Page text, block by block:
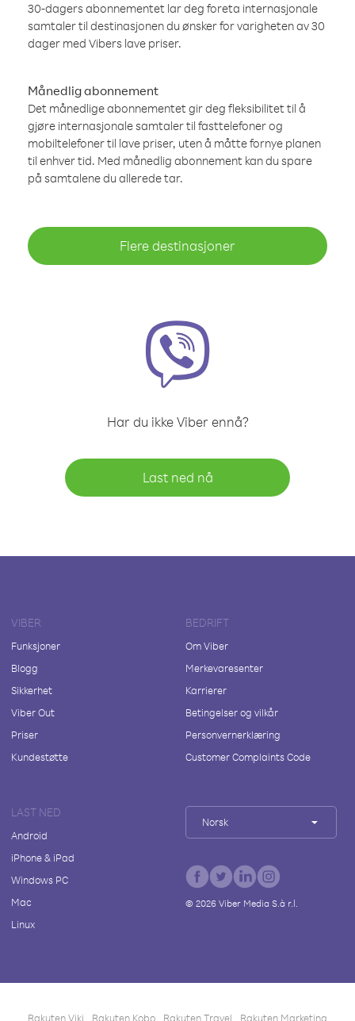
30-dagers abonnementet lar deg foreta internasjonale
samtaler til destinasjonen du ønsker for varigheten av 30
dager med Vibers lave priser.
Månedlig abonnement
Det månedlige abonnementet gir deg fleksibilitet til å
gjøre internasjonale samtaler til fasttelefoner og
mobiltelefoner til lave priser, uten å måtte fornye planen
til enhver tid. Med månedlig abonnement kan du spare
på samtalene du allerede tar.
Flere destinasjoner
Har du ikke Viber ennå?
Last ned nå
VIBER
Funksjoner
Blogg
Sikkerhet
Viber Out
Priser
Kundestøtte
BEDRIFT
Om Viber
Merkevaresenter
Karrierer
Betingelser og vilkår
Personvernerklæring
Customer Complaints Code
LAST NED
Android
iPhone & iPad
Windows PC
Mac
Linux
Norsk
© 2026Viber Media S.à r.l.
Rakuten Viki Rakuten Kobo Rakuten Travel Rakuten Marketing